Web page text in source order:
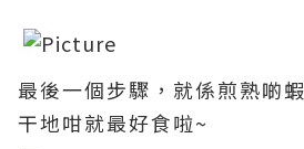
最後一個步驟， 就係煎熟啲蝦
干地咁就最好食啦~